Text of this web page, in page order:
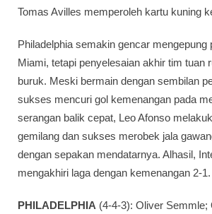
Tomas Avilles memperoleh kartu kuning
Philadelphia semakin gencar mengepung
Miami, tetapi penyelesaian akhir tim tuan
buruk. Meski bermain dengan sembilan
sukses mencuri gol kemenangan pada
serangan balik cepat, Leo Afonso
gemilang dan sukses merobek jala
dengan sepakan mendatarnya. Alhasil,
mengakhiri laga dengan kemenangan 2-1.
PHILADELPHIA (4-4-3): Oliver Semmle;